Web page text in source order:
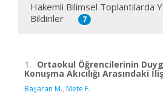
Hakemli Bilimsel Toplantılarda
Bildiriler
7
1. Ortaokul Öğrencilerinin
Konuşma Akıcılığı Arasındaki
Başaran M., Mete F.